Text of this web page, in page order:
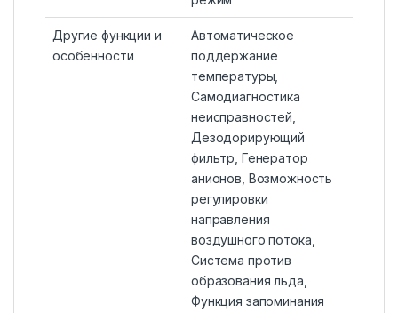
Другие функции и
особенности
Автоматическое
поддержание
температуры,
Самодиагностика
неисправностей,
Дезодорирующий
фильтр, Генератор
анионов, Возможность
регулировки
направления
воздушного потока,
Система против
образования льда,
Функция запоминания